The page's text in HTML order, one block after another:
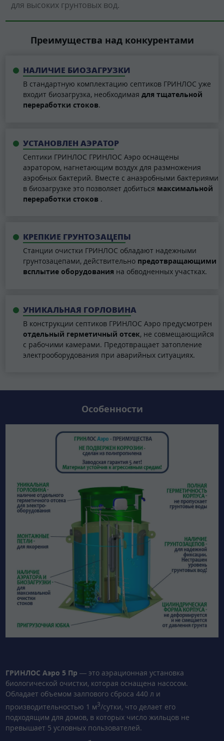
для высоких грунтовых вод
Преимущества над конкурентами
НАЛИЧИЕ БИОЗАГРУЗКИ
В стандартную комплектацию септиков ГРИНЛОС уже
входит биозагрузка, необходимая для тщательной
переработки стоков.
УСТАНОВЛЕН АЭРАТОР
Септики ГРИНЛОС ГРИНЛОС Аэро оснащены
аэратором, нагнетающим воздух для размножения
аэробных бактерий. Вместе с анаэробными бактериями
в биозагрузке это позволяет добиться максимальной
переработки стоков .
КРЕПКИЕ ГРУНТОЗАЦЕПЫ
Станции очистки ГРИНЛОС обладают надежными
грунтозацепами, действительно предотвращающими
всплытие оборудования на обводненных участках.
УНИКАЛЬНАЯ ГОРЛОВИНА
В конструкции септиков ГРИНЛОС Аэро предусмотрен
отдельный герметичный отсек, не совмещающийся
с рабочими камерами. Предотвращает затопление
электрооборудования при аварийных ситуациях.
Особенности
ГРИНЛОС Аэро 5 Пр — это аэрационная установка
биологической очистки, которая оснащена насосом.
Обладает объемом залпового сброса 440 л и
производительностью 1 м3/сутки, что делает его
подходящим для домов, в которых число жильцов не
превышает 5 условных пользователей.